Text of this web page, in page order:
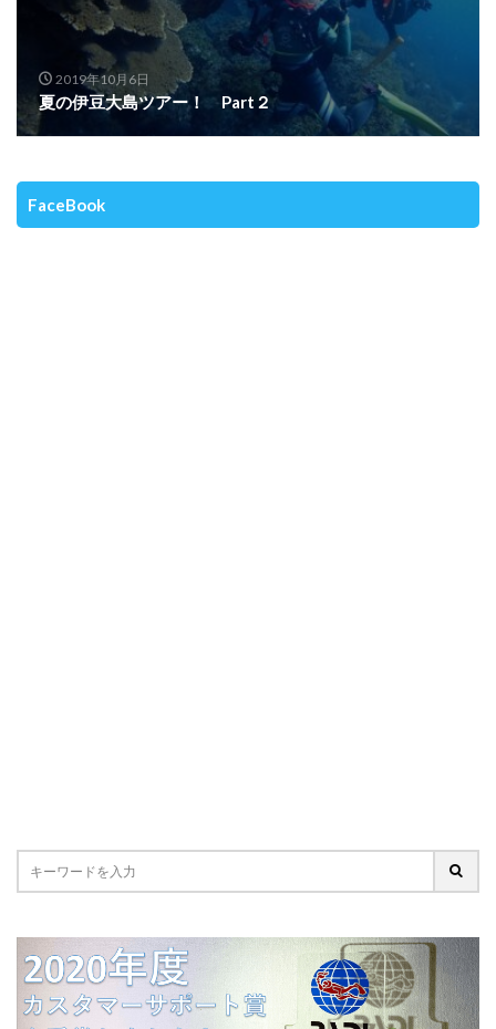
2019年10月6日
夏の伊豆大島ツアー！ Part２
FaceBook